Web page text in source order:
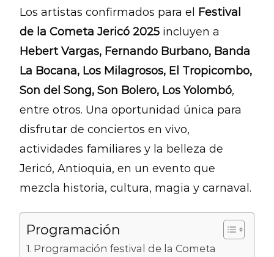
Los artistas confirmados para el Festival
de la Cometa Jericó 2025 incluyen a
Hebert Vargas, Fernando Burbano, Banda
La Bocana, Los Milagrosos, El Tropicombo,
Son del Song, Son Bolero, Los Yolombó,
entre otros. Una oportunidad única para
disfrutar de conciertos en vivo,
actividades familiares y la belleza de
Jericó, Antioquia, en un evento que
mezcla historia, cultura, magia y carnaval.
Programación
Programación festival de la Cometa